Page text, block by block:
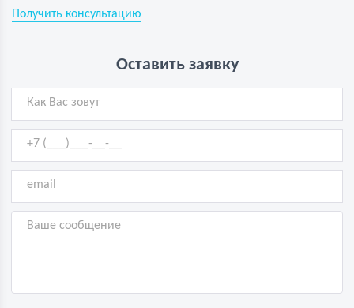
Получить консультацию
Оставить заявку